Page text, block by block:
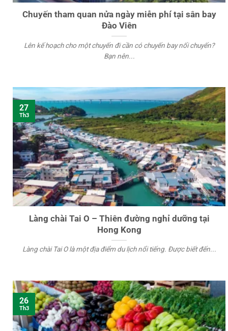
Chuyến tham quan nửa ngày miễn phí tại sân bay
Đào Viên
Lên kế hoạch cho một chuyến đi cần có chuyến bay nối chuyến?
Bạn nên...
Làng chài Tai O – Thiên đường nghỉ dưỡng tại
Hong Kong
Làng chài Tai O là một địa điểm du lịch nổi tiếng. Được biết đến...
27
Th3
26
Th3